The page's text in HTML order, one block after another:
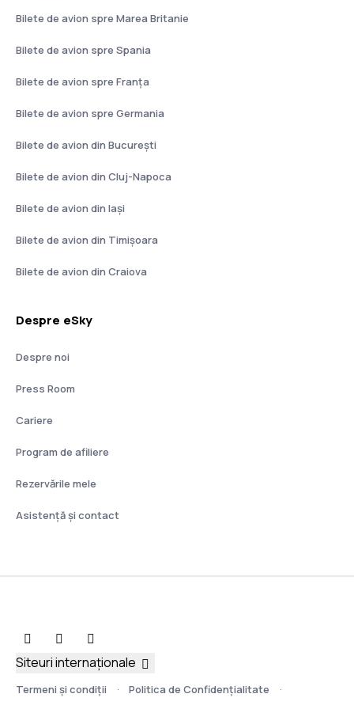
Bilete de avion spre Marea Britanie
Bilete de avion spre Spania
Bilete de avion spre Franţa
Bilete de avion spre Germania
Bilete de avion din București
Bilete de avion din Cluj-Napoca
Bilete de avion din Iași
Bilete de avion din Timișoara
Bilete de avion din Craiova
Despre eSky
Despre noi
Press Room
Cariere
Program de afiliere
Rezervările mele
Asistenţă şi contact
Termeni şi condiţii Politica de Confidențialitate
Siteuri internaționale